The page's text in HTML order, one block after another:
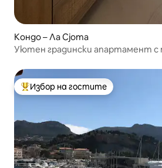
Кондо – Ла Сјота
Уютен градински апартамент с
Най-популярен избор на гостите
Избор на гостите